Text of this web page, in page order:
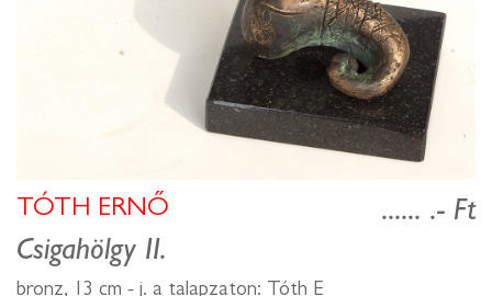
TÓTH ERNŐ
Csigahölgy II.
bronz, 13 cm - j. a talapzaton: Tóth E
...... .- Ft